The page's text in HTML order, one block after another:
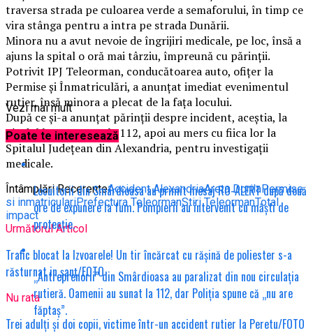
traversa strada pe culoarea verde a semaforului, în timp ce
vira stânga pentru a intra pe strada Dunării.
Minora nu a avut nevoie de îngrijiri medicale, pe loc, însă a
ajuns la spital o oră mai târziu, împreună cu părinții.
Potrivit IPJ Teleorman, conducătoarea auto, ofițer la
Permise și Înmatriculări, a anunțat imediat evenimentul
rutier, însă minora a plecat de la fața locului.
După ce și-a anunțat părinții despre incident, aceștia, la
rândul lor, au sunat la 112, apoi au mers cu fiica lor la
Spitalul Județean din Alexandria, pentru investigații
medicale.
Întâmplări RecerenteAccident AlexandriaAreta DorilaPermise
si inmatriculariPrefectura TeleormanStiri TeleormanTotal
impact
Următorul Articol
Trafic blocat la Izvoarele! Un tir încărcat cu rășină de poliester s-a
răsturnat in șanț/FOTO
Nu rata
Trei adulți și doi copii, victime într-un accident rutier la Peretu/FOTO
Vezi mai mult
Poate te interesează
Locuitorii din Smârdioasa au primit mesaj RO-ALERT după două
ore de expunere la fum. Pompierii au intervenit cu măști de
protecție.
„Antreprenorii” din Smârdioasa au paralizat din nou circulația
rutieră. Oamenii au sunat la 112, dar Poliția spune că „nu are
făptaș”.